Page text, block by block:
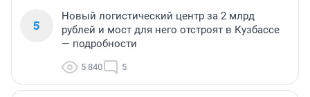
5
Новый логистический центр за 2 млрд
рублей и мост для него отстроят в Кузбассе
— подробности
5 840 5